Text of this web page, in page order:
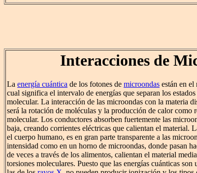
Interacciones de
La energía cuántica de los fotones de microondas están en
cual significa el intervalo de energías que separan los
molecular. La interacción de las microondas con la materia
será la rotación de moléculas y la producción de calor como
molecular. Los conductores absorben fuertemente las
baja, creando corrientes eléctricas que calientan el material.
el cuerpo humano, es en gran parte transparente a las
intensidad como en un horno de microondas, donde pasan
de veces a través de los alimentos, calientan el material
torsiones moleculares. Puesto que las energías cuánticas